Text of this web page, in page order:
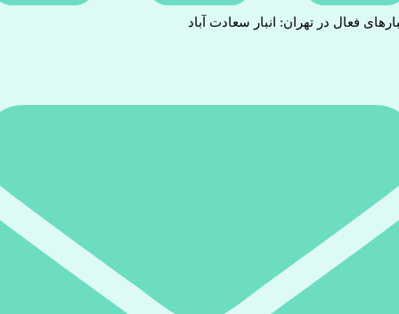
فعال در تهران: انبار سعادت آباد